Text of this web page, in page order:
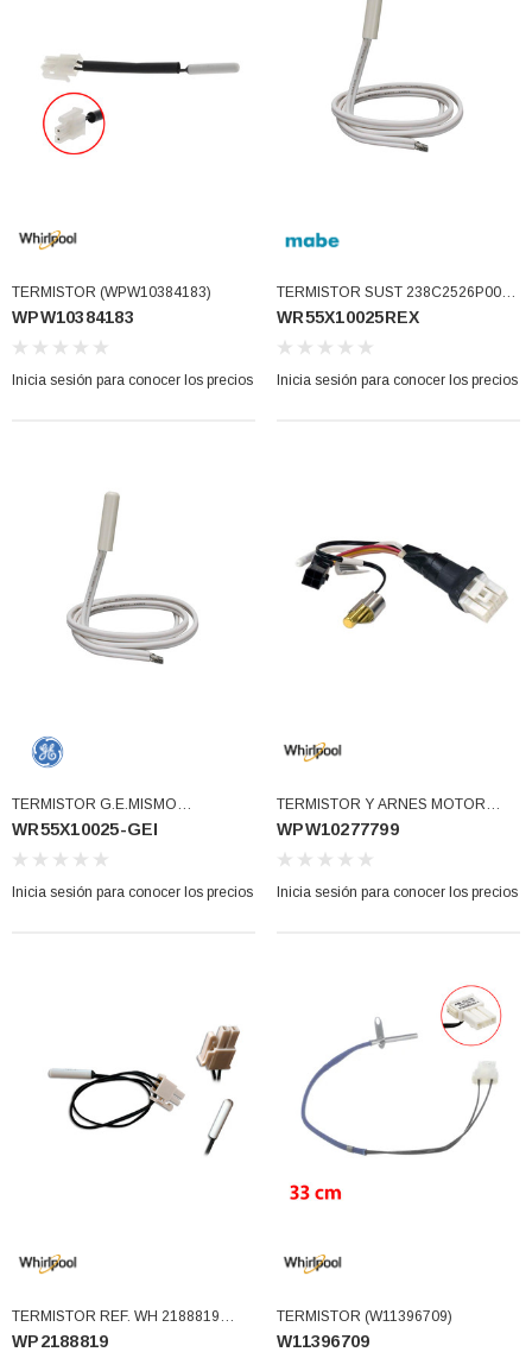
AH388034,
Inicia sesión para conocer los precios
TERMISTOR (WPW10384183)
WPW10384183
Inicia sesión para conocer los precios
TERMISTOR SUST 238C2526P001
USAR WR55X10025-GEI
(WR55X10025REX)
WR55X10025REX
Inicia sesión para conocer los precios
TERMISTOR G.E.MISMO
WR55X10025 (WR55X10025-GEI)
WR55X10025-GEI
Inicia sesión para conocer los precios
TERMISTOR Y ARNES MOTOR
SIFUSOR Y DAMER Sust
W10277799 (WPW10277799)
WPW10277799
Inicia sesión para conocer los precios
TERMISTOR REF. WH 2188819
(WP2188819)
WP2188819
TERMISTOR (W11396709)
W11396709